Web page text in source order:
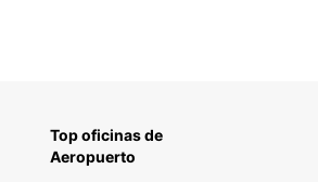
Top oficinas de
Aeropuerto